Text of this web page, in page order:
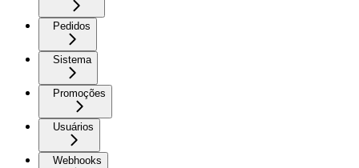
Pedidos
Sistema
Promoções
Usuários
Webhooks